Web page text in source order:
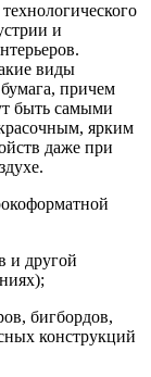
и
виды
причем
быть самыми
ярким
даже при
и другой
бигбордов,
конструкций